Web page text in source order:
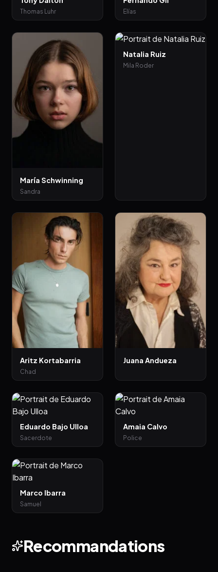
Thomas Luhr Elías
María Schwinning
Sandra
Natalia Ruiz
Mila Roder
Aritz Kortabarria
Chad
Juana Andueza
Eduardo Bajo Ulloa
Sacerdote
Amaia Calvo
Police
Marco Ibarra
Samuel
Recommandations